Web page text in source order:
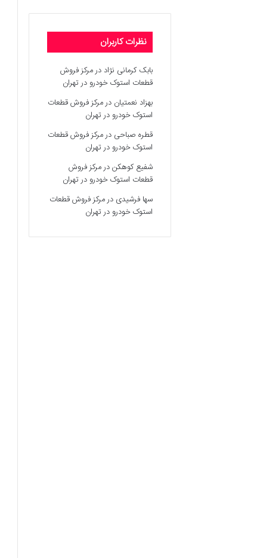
نظرات کاربران
بابک کرمانی نژاد درمرکز فروش
قطعات استوک خودرو در تهران
بهزاد نعمتیان درمرکز فروش قطعات
استوک خودرو در تهران
قطره صباحی درمرکز فروش قطعات
استوک خودرو در تهران
شفیع کوهکندرمرکز فروش
قطعات استوک خودرو در تهران
سها فرشیدی درمرکز فروش قطعات
استوک خودرو در تهران